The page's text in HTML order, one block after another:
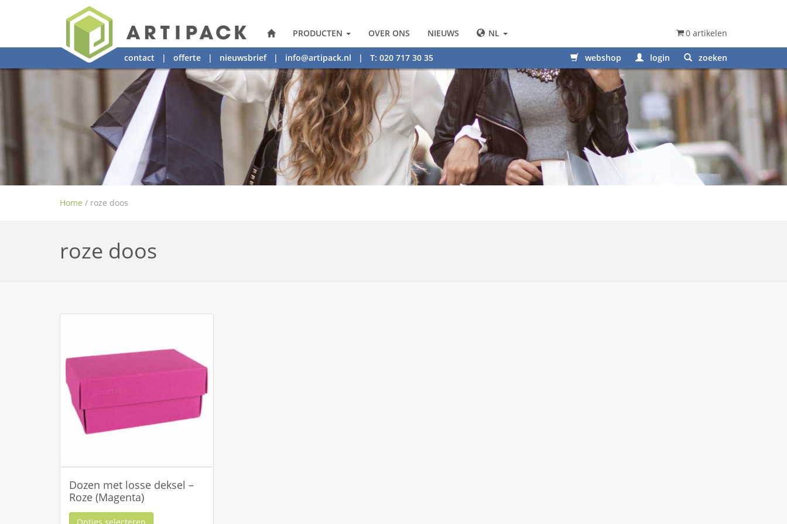
PRODUCTEN OVER ONS NIEUWS NL 0 artikelen
contact | offerte | nieuwsbrief| info@artipack.nl | T: 020 717 30 35 webshop login zoeken
Home / roze doos
roze doos
Dozen met losse deksel –
Roze (Magenta)
Opties selecteren